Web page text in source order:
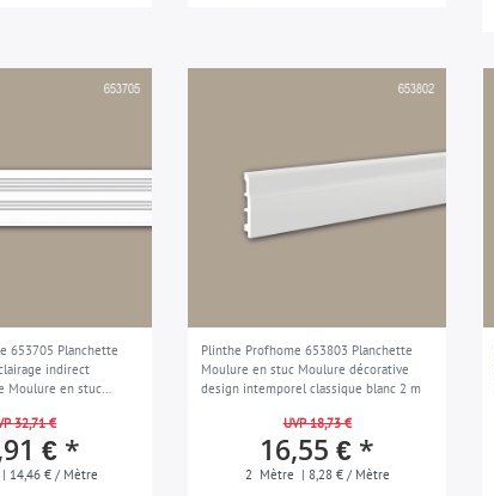
653705 Planchette
indirect
Moulure en stuc
32,71 €
€ *
| 14,46 € / Mètre
Plinthe Profhome 653803 Planchette
Moulure en stuc Moulure décorative
design intemporel classique blanc 2 m
UVP 18,73 €
16,55 € *
2 Mètre | 8,28 € / Mètre